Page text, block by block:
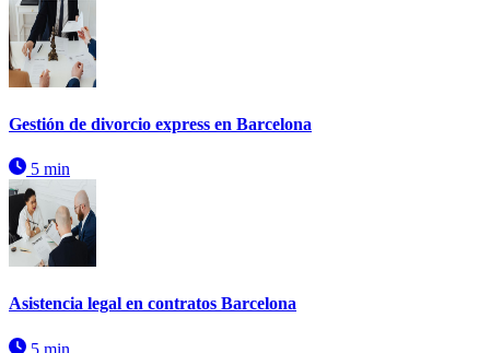
Gestión de divorcio express en Barcelona
5 min
Asistencia legal en contratos Barcelona
5 min